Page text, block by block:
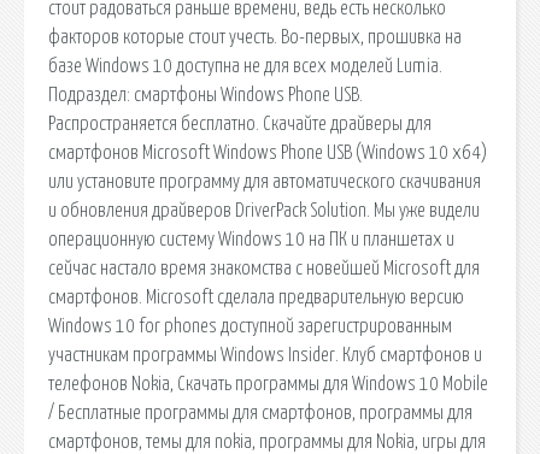
стоит радоваться раньше времени, ведь есть несколько
факторов которые стоит учесть. Во-первых, прошивка на
базе Windows 10 доступна не для всех моделей Lumia.
Подраздел: смартфоны Windows Phone USB.
Распространяется бесплатно. Скачайте драйверы для
смартфонов Microsoft Windows Phone USB (Windows 10 x64)
или установите программу для автоматического скачивания
и обновления драйверов DriverPack Solution. Мы уже видели
операционную систему Windows 10 на ПК и планшетах и
сейчас настало время знакомства с новейшей Microsoft для
смартфонов. Microsoft сделала предварительную версию
Windows 10 for phones доступной зарегистрированным
участникам программы Windows Insider. Клуб смартфонов и
телефонов Nokia, Скачать программы для Windows 10 Mobile
/ Бесплатные программы для смартфонов, программы для
смартфонов, темы для nokia, программы для Nokia, игры для